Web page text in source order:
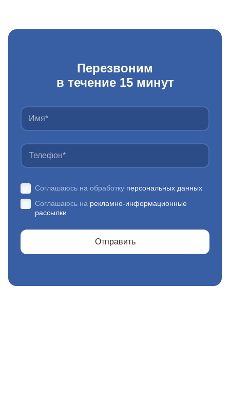
Перезвоним
в течение 15 минут
Соглашаюсь на обработку персональных данных
Соглашаюсь на рекламно-информационные
рассылки
Отправить